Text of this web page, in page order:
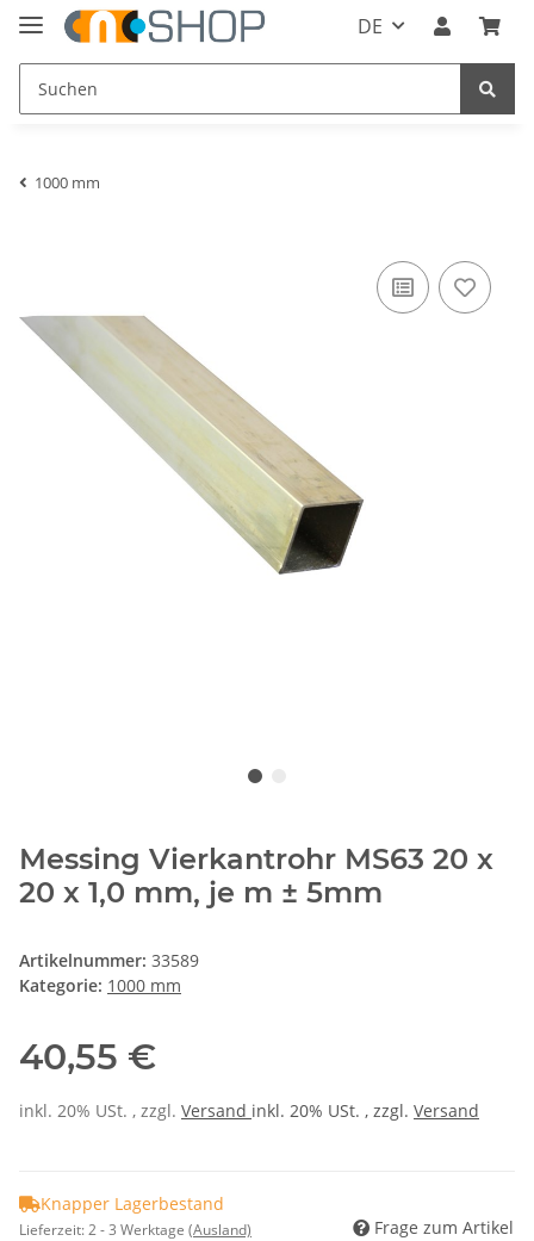
DE
1000 mm
Messing Vierkantrohr MS63 20 x
20 x 1,0 mm, je m ± 5mm
Artikelnummer: 33589
Kategorie: 1000 mm
40,55 €
inkl. 20% USt. , zzgl. Versand inkl. 20% USt. , zzgl. Versand
Knapper Lagerbestand
Lieferzeit:2 - 3 Werktage (Ausland) Frage zum Artikel